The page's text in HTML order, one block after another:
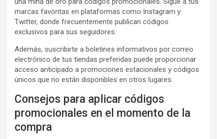
marcas favoritas en plataformas como Instagram y
Twitter, donde frecuentemente publican códigos
exclusivos para sus seguidores.
Además, suscribirte a boletines informativos por correo
electrónico de tus tiendas preferidas puede proporcionar
acceso anticipado a promociones estacionales y códigos
únicos que no están disponibles en otros lugares.
Consejos para aplicar códigos
promocionales en el momento de la
compra